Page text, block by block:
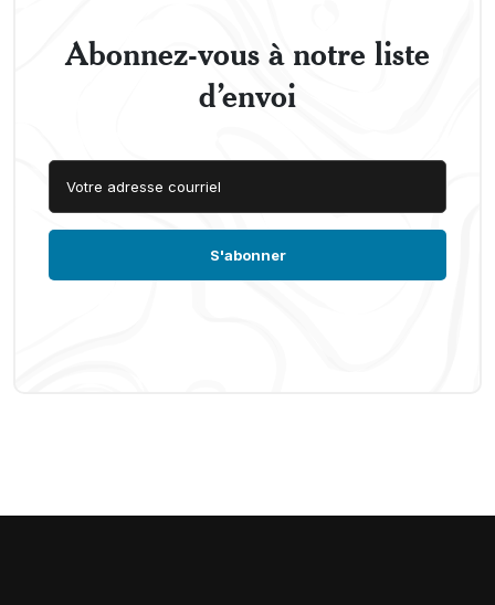
Abonnez-vous à notre liste
d’envoi